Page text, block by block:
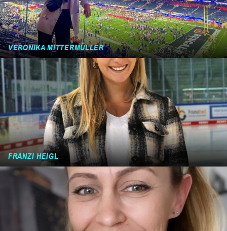
VERONIKA MITTERMÜLLER
FRANZI HEIGL